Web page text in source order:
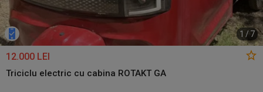
1 /7
12.000 LEI
Triciclu electric cu cabina ROTAKT GA